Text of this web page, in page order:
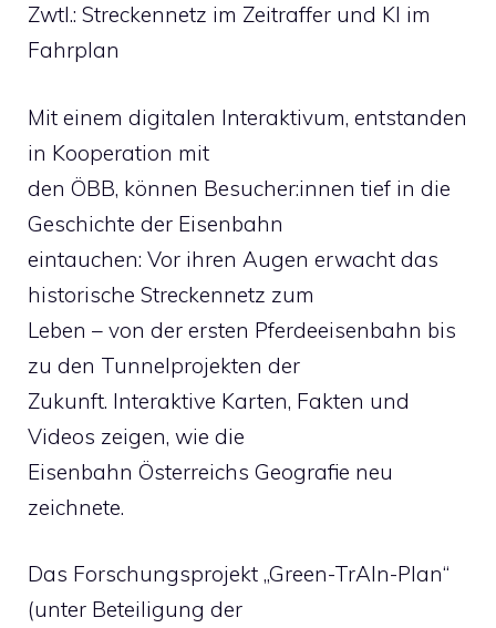
Zwtl.: Streckennetz im Zeitraffer und KI im
Fahrplan
Mit einem digitalen Interaktivum, entstanden
in Kooperation mit
den ÖBB, können Besucher:innen tief in die
Geschichte der Eisenbahn
eintauchen: Vor ihren Augen erwacht das
historische Streckennetz zum
Leben – von der ersten Pferdeeisenbahn bis
zu den Tunnelprojekten der
Zukunft. Interaktive Karten, Fakten und
Videos zeigen, wie die
Eisenbahn Österreichs Geografie neu
zeichnete.
Das Forschungsprojekt „Green-TrAIn-Plan“
(unter Beteiligung der